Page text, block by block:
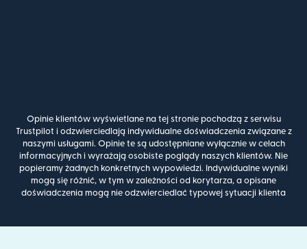
Opinie klientów wyświetlane na tej stronie pochodzą z serwisu
Trustpilot i odzwierciedlają indywidualne doświadczenia związane z
naszymi usługami. Opinie te są udostępniane wyłącznie w celach
informacyjnych i wyrażają osobiste poglądy naszych klientów. Nie
popieramy żadnych konkretnych wypowiedzi. Indywidualne wyniki
mogą się różnić, w tym w zależności od korytarza, a opisane
doświadczenia mogą nie odzwierciedlać typowej sytuacji klienta